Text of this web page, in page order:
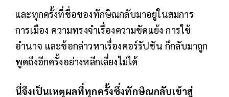
และทุกครั้งที่ชื่อของทักษิณกลับมาอยู่ในสมการ
การเมือง ความทรงจำเรื่องความขัดแย้ง การใช้
อำนาจ และข้อกล่าวหาเรื่องคอร์รัปชัน ก็กลับมาถูก
พูดถึงอีกครั้งอย่างหลีกเลี่ยงไม่ได้
นี่จึงเป็นเหตุผลที่ทุกครั้งซึ่งทักษิณกลับเข้าสู่